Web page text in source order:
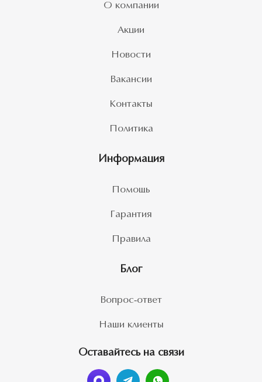
О компании
Акции
Новости
Вакансии
Контакты
Политика
Информация
Помощь
Гарантия
Правила
Блог
Вопрос-ответ
Наши клиенты
Оставайтесь на связи